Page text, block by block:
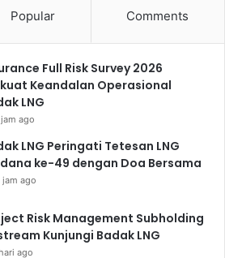
Popular Comments
Full Risk Survey 2026
Keandalan Operasional
LNG
jam ago
LNG Peringati Tetesan LNG
ke-49 dengan Doa Bersama
jam ago
Risk Management Subholding
Kunjungi Badak LNG
ago